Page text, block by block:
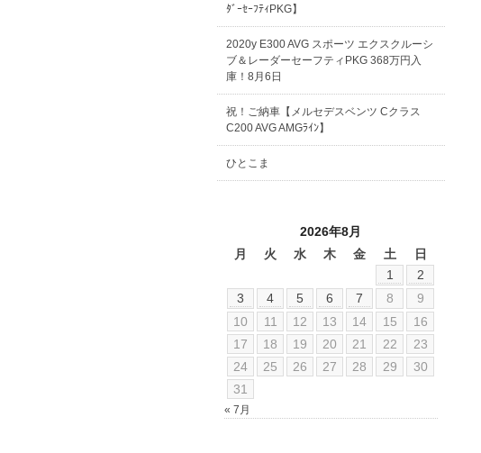
ﾀﾞｰｾｰﾌﾃｨPKG】
2020y E300 AVG スポーツ エクスクルーシ
ブ＆レーダーセーフティPKG 368万円入
庫！8月6日
祝！ご納車【メルセデスベンツ Cクラス
C200 AVG AMGﾗｲﾝ】
ひとこま
2026年8月
月
火 水 木 金 土
日
1
2
3
4 5 6 7 8
9
10
11 12 13 14 15
16
17
18 19 20 21 22
23
24
25 26 27 28 29
30
31
« 7月